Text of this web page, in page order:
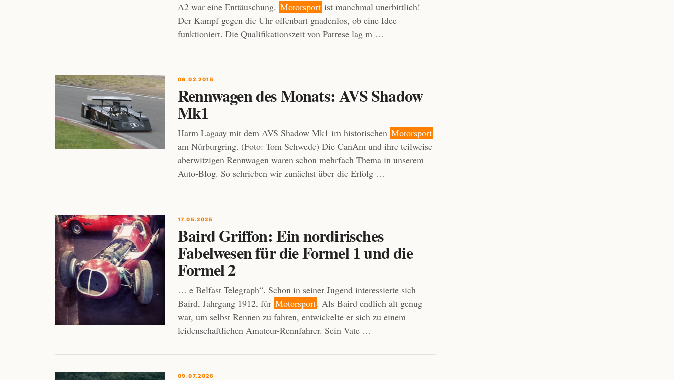
A2 war eine Enttäuschung. Motorsport ist manchmal unerbittlich!
Der Kampf gegen die Uhr offenbart gnadenlos, ob eine Idee
funktioniert. Die Qualifikationszeit von Patrese lag m …
06.02.2015
Rennwagen des Monats: AVS Shadow
Mk1
Harm Lagaay mit dem AVS Shadow Mk1 im historischen Motorsport
am Nürburgring. (Foto: Tom Schwede) Die CanAm und ihre teilweise
aberwitzigen Rennwagen waren schon mehrfach Thema in unserem
Auto-Blog. So schrieben wir zunächst über die Erfolg …
17.05.2025
Baird Griffon: Ein nordirisches
Fabelwesen für die Formel 1 und die
Formel 2
… e Belfast Telegraph“. Schon in seiner Jugend interessierte sich
Baird, Jahrgang 1912, für Motorsport. Als Baird endlich alt genug
war, um selbst Rennen zu fahren, entwickelte er sich zu einem
leidenschaftlichen Amateur-Rennfahrer. Sein Vate …
09.07.2026